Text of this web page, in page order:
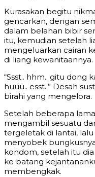
Kurasakan begitu
gencarkan, dengan
dalam belahan bibir
itu, kemudian setelah
mengeluarkan cairan
di liang kewanitaannya.
“Ssst.. hhm.. gitu dong
huuu.. esst..” Desah
birahi yang mengelora.
Setelah beberapa
mengambil sesuatu
tergeletak di lantai,
menyobek
kondom, setelah itu
ke batang
membengkak.